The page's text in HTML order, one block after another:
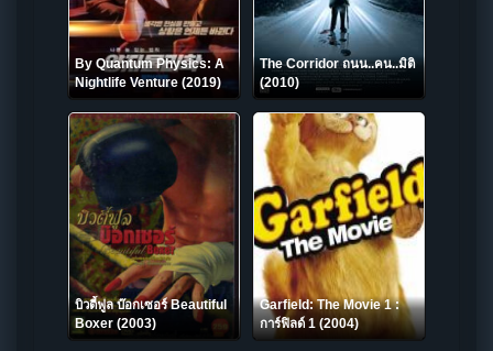
By Quantum Physics: A
Nightlife Venture (2019)
The Corridor ถนน..คน..มิติ
(2010)
บิวตี้ฟูล บ๊อกเซอร์ Beautiful
Boxer (2003)
Garfield: The Movie 1 :
การ์ฟิลด์ 1 (2004)